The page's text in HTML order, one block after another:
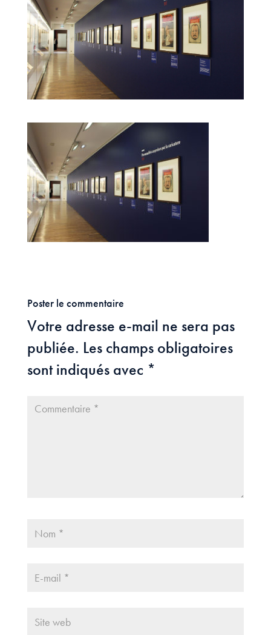
Poster le commentaire
Votre adresse e-mail ne sera pas
publiée. Les champs obligatoires
sont indiqués avec *